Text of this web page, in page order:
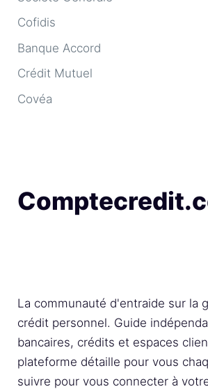
Cofidis
Banque Accord
Crédit Mutuel
Covéa
La communauté d'entraide sur la
crédit personnel. Guide
bancaires, crédits et espaces
plateforme détaille pour vous
suivre pour vous connecter à